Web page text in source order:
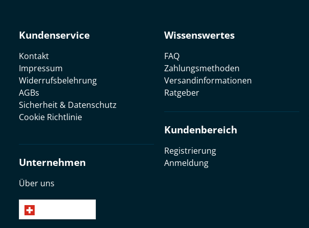
Kundenservice
Kontakt
Impressum
Widerrufsbelehrung
AGBs
Sicherheit & Datenschutz
Cookie Richtlinie
Unternehmen
Über uns
Wissenswertes
FAQ
Zahlungsmethoden
Versandinformationen
Ratgeber
Kundenbereich
Registrierung
Anmeldung